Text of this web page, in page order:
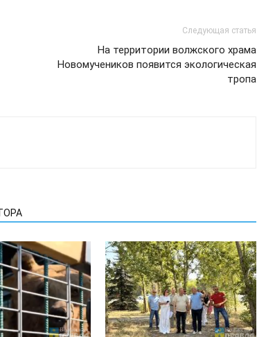
Следующая статья
На территории волжского храма
Новомучеников появится экологическая
тропа